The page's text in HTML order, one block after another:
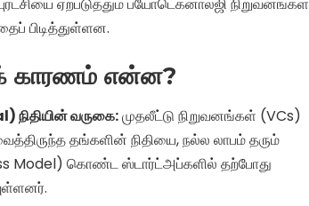
ஏற்படுத்தும் பயோடெக்னாலஜி நிறுவனங்கள்
பிடித்துள்ளன.
காரணம் என்ன?
நிதியின் வருகை:முதலீட்டு நிறுவனங்கள் (VCs)
தங்களின் நிதியை, நல்ல லாபம் தரும்
Model) கொண்ட ஸ்டார்ட்அப்களில் தற்போது